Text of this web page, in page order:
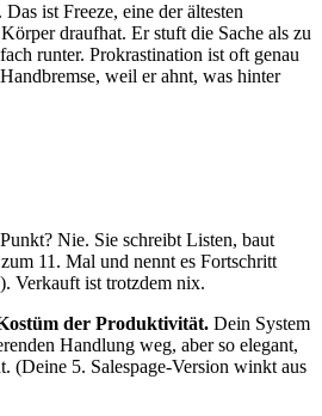
ist Freeze, eine der ältesten
draufhat. Er stuft die Sache als zu
runter. Prokrastination ist oft genau
weil er ahnt, was hinter
Nie. Sie schreibt Listen, baut
11. Mal und nennt es Fortschritt
Verkauft ist trotzdem nix.
der Produktivität. Dein System
Handlung weg, aber so elegant,
(Deine 5. Salespage-Version winkt aus